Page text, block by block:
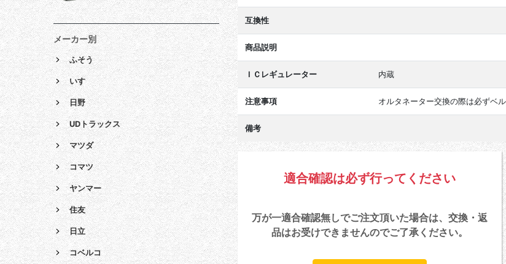
互換性
商品説明
ＩＣレギュレーター 内蔵
注意事項 オルタネーター交換の際は必ずベ
備考
適合確認は必ず行ってください
万が一適合確認無しでご注文頂いた場合は、交換・返
品はお受けできませんのでご了承ください。
メーカー別
ふそう
いすゞ
日野
UDトラックス
マツダ
コマツ
ヤンマー
住友
日立
コベルコ